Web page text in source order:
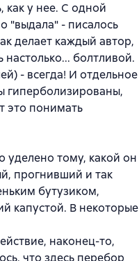
как у нее. С одной
"выдала" - писалось
делает каждый автор,
болтливой.
- всегда! И отдельное
гиперболизированы,
это понимать
уделено тому, какой он
прогнивший и так
бутузиком,
капустой. В некоторые
наконец-то,
что здесь перебор